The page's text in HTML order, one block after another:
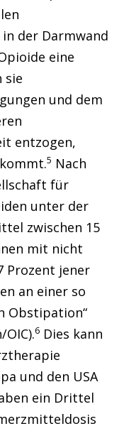
der Darmwand
eine
sie
und dem
entzogen,
5 Nach
für
unter der
zwischen 15
mit nicht
Prozent jener
an einer so
Obstipation“
6 Dies kann
und den USA
ein Drittel